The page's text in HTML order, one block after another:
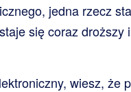
jedna rzecz
się coraz droższy
wiesz, że